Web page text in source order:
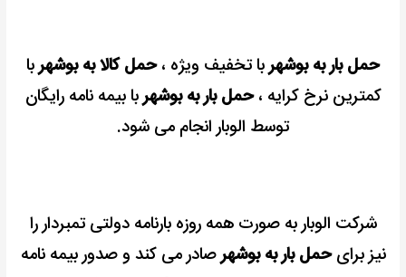
حمل بار به بوشهربا تخفیف ویژه ،حمل کالا به بوشهربا
کمترین نرخ کرایه ،حمل بار به بوشهربا بیمه نامه رایگان
توسط الوبار انجام می شود.
شرکت الوبار به صورت همه روزه بارنامه دولتی تمبردار را
نیز برایحمل بار به بوشهرصادر می کند و صدور بیمه نامه